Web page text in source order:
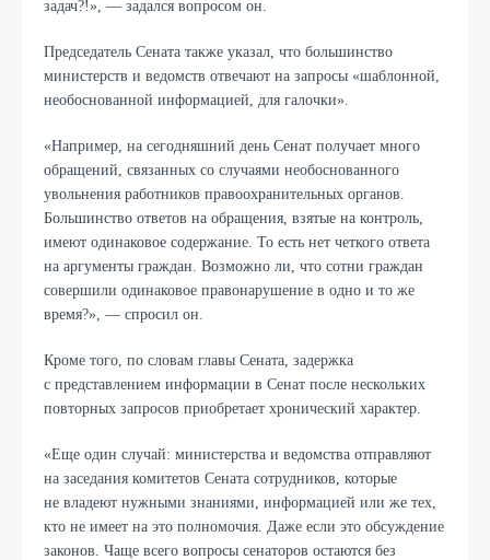
задач?!», — задался вопросом он.
Председатель Сената также указал, что большинство
министерств и ведомств отвечают на запросы «шаблонной,
необоснованной информацией, для галочки».
«Например, на сегодняшний день Сенат получает много
обращений, связанных со случаями необоснованного
увольнения работников правоохранительных органов.
Большинство ответов на обращения, взятые на контроль,
имеют одинаковое содержание. То есть нет четкого ответа
на аргументы граждан. Возможно ли, что сотни граждан
совершили одинаковое правонарушение в одно и то же
время?», — спросил он.
Кроме того, по словам главы Сената, задержка
с представлением информации в Сенат после нескольких
повторных запросов приобретает хронический характер.
«Еще один случай: министерства и ведомства отправляют
на заседания комитетов Сената сотрудников, которые
не владеют нужными знаниями, информацией или же тех,
кто не имеет на это полномочия. Даже если это обсуждение
законов. Чаще всего вопросы сенаторов остаются без